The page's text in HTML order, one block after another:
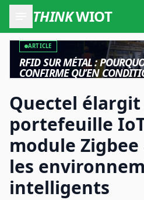
THINKWIOT
ARTICLE
RFID SUR MÉTAL :
CONFIRME QU’EN
Quectel élargit
portefeuille
module Zigbee
les
intelligents